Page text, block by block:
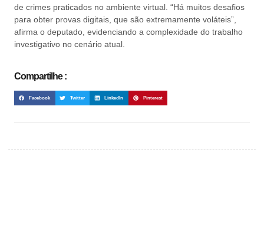
de crimes praticados no ambiente virtual. “Há muitos desafios
para obter provas digitais, que são extremamente voláteis”,
afirma o deputado, evidenciando a complexidade do trabalho
investigativo no cenário atual.
Compartilhe :
Facebook Twitter LinkedIn Pinterest